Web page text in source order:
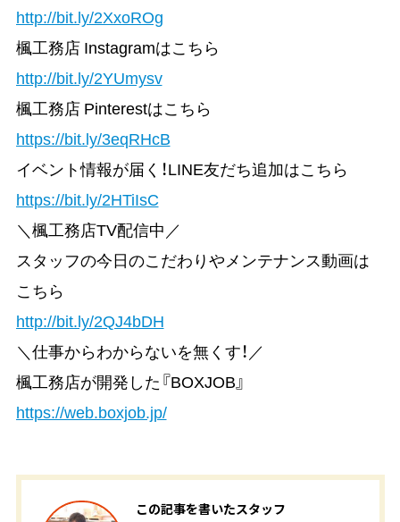
http://bit.ly/2XxoROg
楓工務店 Instagramはこちら
http://bit.ly/2YUmysv
楓工務店 Pinterestはこちら
https://bit.ly/3eqRHcB
イベント情報が届く！LINE友だち追加はこちら
https://bit.ly/2HTiIsC
＼楓工務店TV配信中／
スタッフの今日のこだわりやメンテナンス動画は
こちら
http://bit.ly/2QJ4bDH
＼仕事からわからないを無くす！／
楓工務店が開発した『BOXJOB』
https://web.boxjob.jp/
この記事を書いたスタッフ